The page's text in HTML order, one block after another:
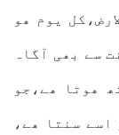
یوم ھو
سے بھی آگاہ
ھوتا ھے،جو
سنتا ھے،